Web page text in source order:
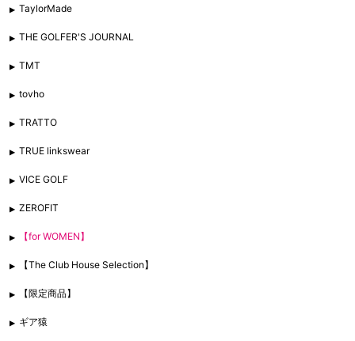
TaylorMade
THE GOLFER'S JOURNAL
TMT
tovho
TRATTO
TRUE linkswear
VICE GOLF
ZEROFIT
【for WOMEN】
【The Club House Selection】
【限定商品】
ギア猿